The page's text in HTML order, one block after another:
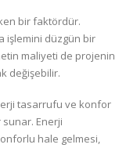
bir faktördür.
işlemini düzgün bir
maliyeti de projenin
değişebilir.
tasarrufu ve konfor
Enerji
hale gelmesi,